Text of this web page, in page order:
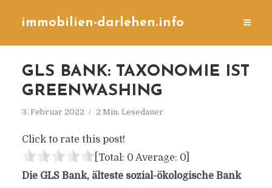
immobilien-darlehen.info
GLS BANK: TAXONOMIE IST
GREENWASHING
3. Februar 2022 2 Min. Lesedauer
Click to rate this post!
[Total: 0 Average: 0]
Die GLS Bank, älteste sozial-ökologische Bank